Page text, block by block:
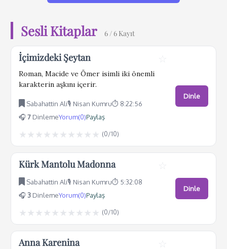
Sesli Kitaplar 6/ 6 Kayıt
İçimizdeki Şeytan
Roman, Macide ve Ömer isimli iki önemli
karakterin aşkını içerir.
Sabahattin Ali🎙️ Nisan Kumru⏱️ 8:22:56
🎧7 DinlemeYorum(0)Paylaş
★ ★ ★ ★ ★ ★ ★ ★ ★ ★ (0/10)
Dinle
Kürk Mantolu Madonna
Sabahattin Ali🎙️ Nisan Kumru⏱️ 5:32:08
🎧3 DinlemeYorum(0)Paylaş
★ ★ ★ ★ ★ ★ ★ ★ ★ ★ (0/10)
Dinle
Anna Karenina